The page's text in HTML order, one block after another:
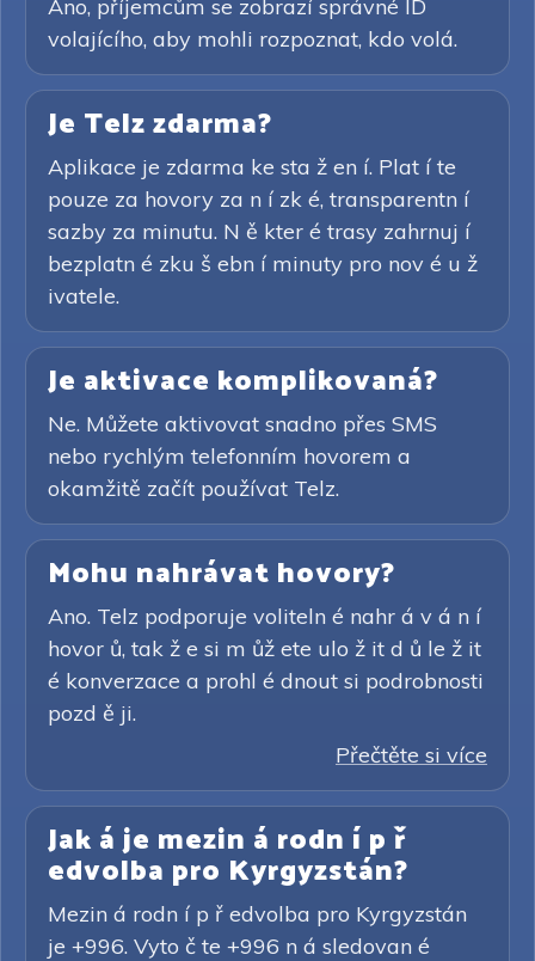
Ano, příjemcům se zobrazí správné ID
volajícího, aby mohli rozpoznat, kdo volá.
Je Telz zdarma?
Aplikace je zdarma ke sta ž en í. Plat í te
pouze za hovory za n í zk é, transparentn í
sazby za minutu. N ě kter é trasy zahrnuj í
bezplatn é zku š ebn í minuty pro nov é u ž
ivatele.
Je aktivace komplikovaná?
Ne. Můžete aktivovat snadno přes SMS
nebo rychlým telefonním hovorem a
okamžitě začít používat Telz.
Mohu nahrávat hovory?
Ano. Telz podporuje voliteln é nahr á v á n í
hovor ů, tak ž e si m ůž ete ulo ž it d ů le ž it
é konverzace a prohl é dnout si podrobnosti
pozd ě ji.
Přečtěte si více
Jak á je mezin á rodn í p ř
edvolba pro Kyrgyzstán?
Mezin á rodn í p ř edvolba pro Kyrgyzstán
je +996. Vyto č te +996 n á sledovan é